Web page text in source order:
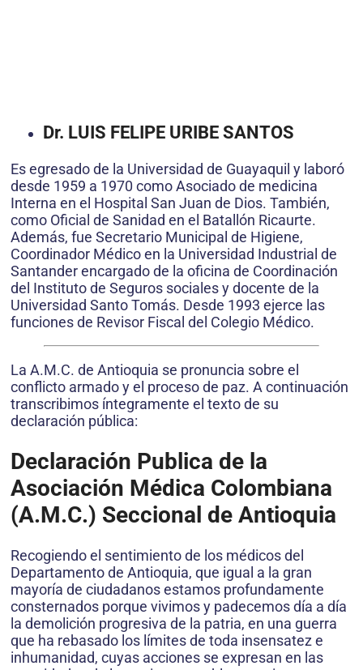
Dr. LUIS FELIPE URIBE SANTOS
Es egresado de la Universidad de Guayaquil y laboró
desde 1959 a 1970 como Asociado de medicina
Interna en el Hospital San Juan de Dios. También,
como Oficial de Sanidad en el Batallón Ricaurte.
Además, fue Secretario Municipal de Higiene,
Coordinador Médico en la Universidad Industrial de
Santander encargado de la oficina de Coordinación
del Instituto de Seguros sociales y docente de la
Universidad Santo Tomás. Desde 1993 ejerce las
funciones de Revisor Fiscal del Colegio Médico.
La A.M.C. de Antioquia se pronuncia sobre el
conflicto armado y el proceso de paz. A continuación
transcribimos íntegramente el texto de su
declaración pública:
Declaración Publica de la
Asociación Médica Colombiana
(A.M.C.) Seccional de Antioquia
Recogiendo el sentimiento de los médicos del
Departamento de Antioquia, que igual a la gran
mayoría de ciudadanos estamos profundamente
consternados porque vivimos y padecemos día a día
la demolición progresiva de la patria, en una guerra
que ha rebasado los límites de toda insensatez e
inhumanidad, cuyas acciones se expresan en las